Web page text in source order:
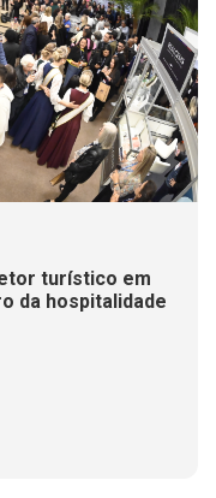
turístico em
da hospitalidade